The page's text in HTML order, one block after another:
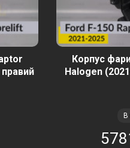
Корпус
Halogen
В